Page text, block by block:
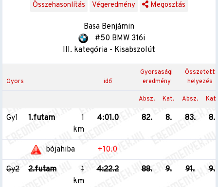
Összehasonlítás
Végeredmény Megosztás
Basa Benjámin
#50 BMW 316i
III. kategória - Kisabszolút
Gyors idő
Gyorsasági
eredmény
Összetett
helyezés
Absz. Kat. Absz. Kat.
Gy1 1.futam
1
km
4:01.0 82. 8. 83. 8.
bójahiba +10.0
Gy2 2.futam
1
km
4:22.2 88. 9. 91. 9.